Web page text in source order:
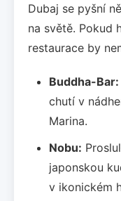
Dubaj se pyšní
na světě. Pokud
restaurace by
Buddha-Bar:
chutí v
Marina.
Nobu:
japonskou
v ikonickém